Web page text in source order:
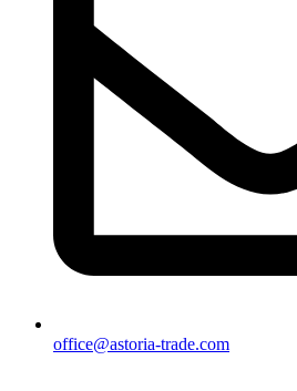
office@astoria-trade.com